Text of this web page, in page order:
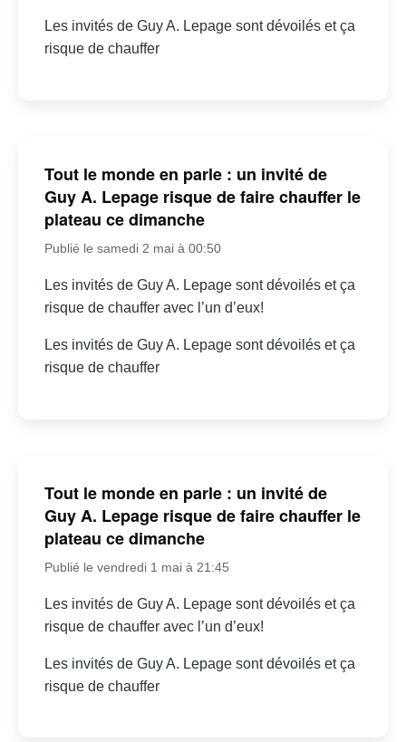
Les invités de Guy A. Lepage sont dévoilés et ça
risque de chauffer
Tout le monde en parle : un invité de
Guy A. Lepage risque de faire chauffer le
plateau ce dimanche
Publié le samedi 2 mai à 00:50
Les invités de Guy A. Lepage sont dévoilés et ça
risque de chauffer avec l’un d’eux!
Les invités de Guy A. Lepage sont dévoilés et ça
risque de chauffer
Tout le monde en parle : un invité de
Guy A. Lepage risque de faire chauffer le
plateau ce dimanche
Publié le vendredi 1 mai à 21:45
Les invités de Guy A. Lepage sont dévoilés et ça
risque de chauffer avec l’un d’eux!
Les invités de Guy A. Lepage sont dévoilés et ça
risque de chauffer